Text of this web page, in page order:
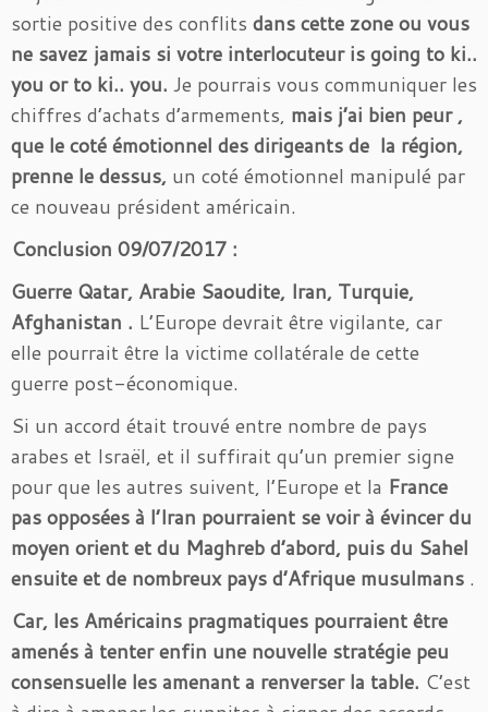
sortie positive des conflits dans cette zone ou vous
ne savez jamais si votre interlocuteur is going to ki..
you or to ki.. you. Je pourrais vous communiquer les
chiffres d’achats d’armements, mais j’ai bien peur ,
que le coté émotionnel des dirigeants de la région,
prenne le dessus, un coté émotionnel manipulé par
ce nouveau président américain.
Conclusion 09/07/2017 :
Guerre Qatar, Arabie Saoudite, Iran, Turquie,
Afghanistan . L’Europe devrait être vigilante, car
elle pourrait être la victime collatérale de cette
guerre post-économique.
Si un accord était trouvé entre nombre de pays
arabes et Israël, et il suffirait qu’un premier signe
pour que les autres suivent, l’Europe et la France
pas opposées à l’Iran pourraient se voir à évincer du
moyen orient et du Maghreb d’abord, puis du Sahel
ensuite et de nombreux pays d’Afrique musulmans .
Car, les Américains pragmatiques pourraient être
amenés à tenter enfin une nouvelle stratégie peu
consensuelle les amenant a renverser la table. C’est